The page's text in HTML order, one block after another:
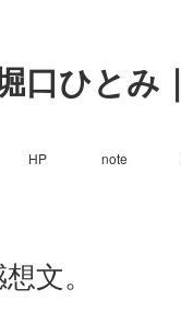
口ひと
HP note
文。